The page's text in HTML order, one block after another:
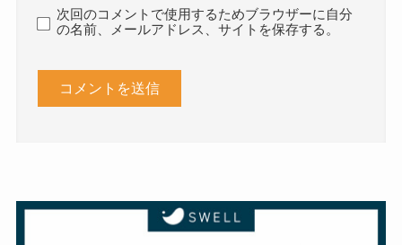
次回のコメントで使用するためブラウザーに自分
の名前、メールアドレス、サイトを保存する。